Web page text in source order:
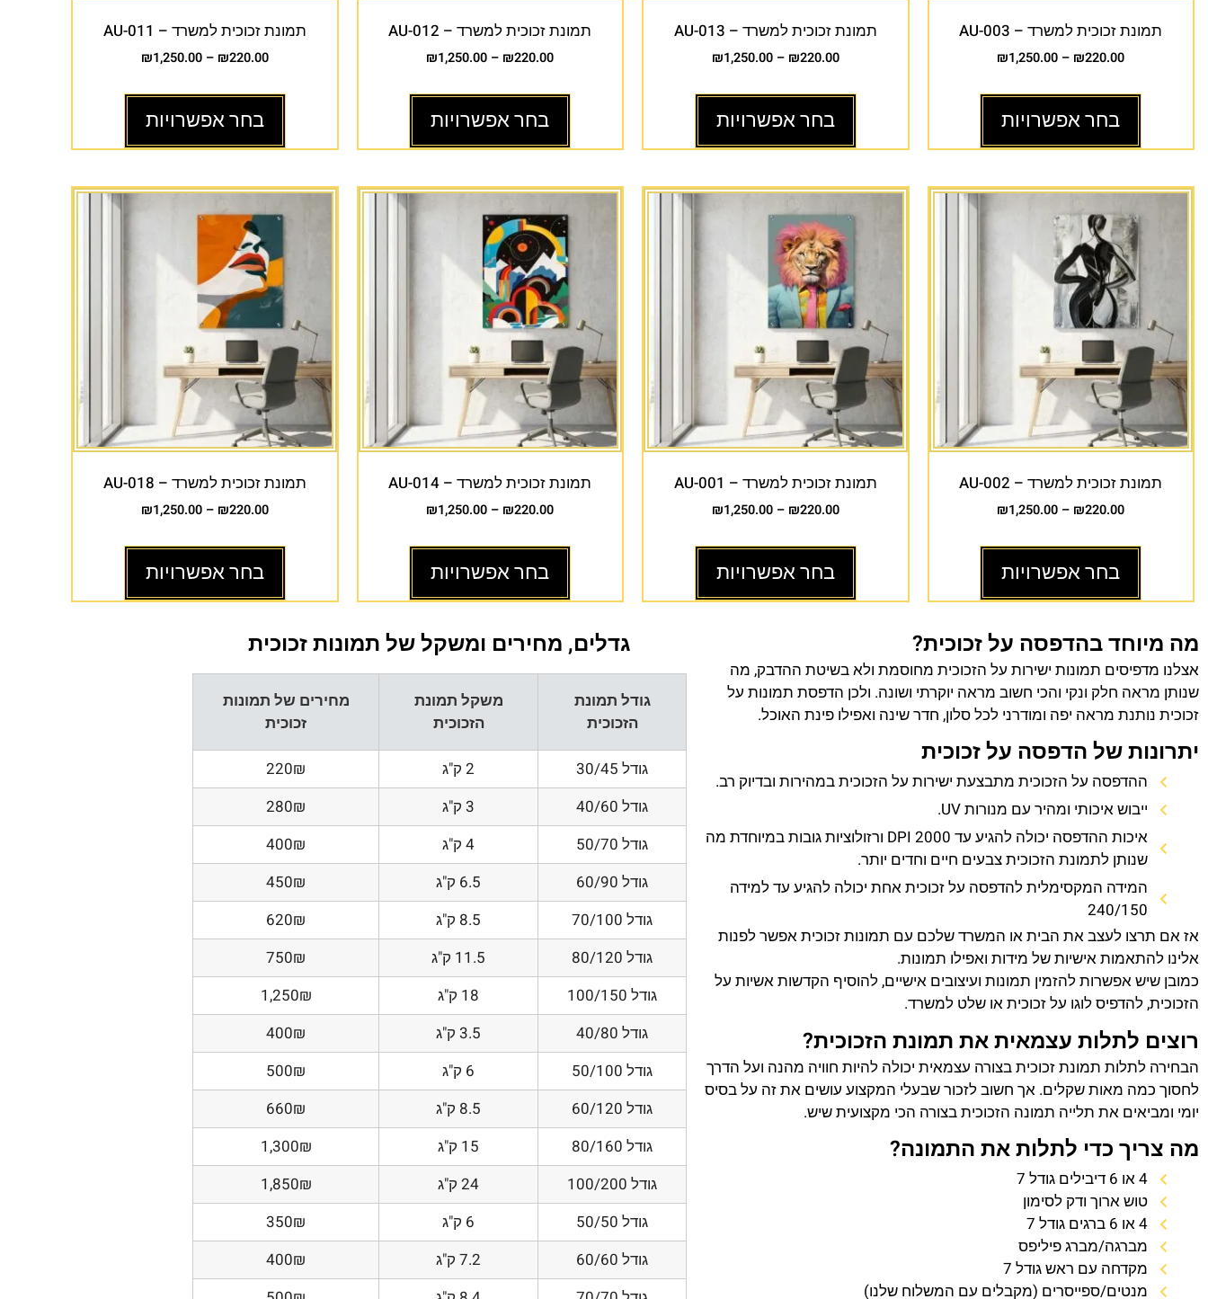
תמונת זכוכית למשרד – AU-003
₪220.00
–
₪1,250.00
בחר אפשרויות
תמונת זכוכית למשרד – AU-013
₪220.00
–
₪1,250.00
בחר אפשרויות
תמונת זכוכית למשרד – AU-012
₪220.00
–
₪1,250.00
בחר אפשרויות
תמונת זכוכית למשרד – AU-011
₪220.00
–
₪1,250.00
בחר אפשרויות
תמונת זכוכית למשרד – AU-002
₪220.00
–
₪1,250.00
בחר אפשרויות
תמונת זכוכית למשרד – AU-001
₪220.00
–
₪1,250.00
בחר אפשרויות
תמונת זכוכית למשרד – AU-014
₪220.00
–
₪1,250.00
בחר אפשרויות
תמונת זכוכית למשרד – AU-018
₪220.00
–
₪1,250.00
בחר אפשרויות
מה מיוחד בהדפסה על זכוכית?
אצלנו מדפיסים תמונות ישירות על הזכוכית מחוסמת ולא בשיטת ההדבק, מה
שנותן מראה חלק ונקי והכי חשוב מראה יוקרתי ושונה. ולכן הדפסת תמונות על
זכוכית נותנת מראה יפה ומודרני לכל סלון, חדר שינה ואפילו פינת האוכל.
יתרונות של הדפסה על זכוכית
ההדפסה על הזכוכית מתבצעת ישירות על הזכוכית במהירות ובדיוק רב.
ייבוש איכותי ומהיר עם מנורות UV.
איכות ההדפסה יכולה להגיע עד 2000 DPI ורזולוציות גובות במיוחדת מה
שנותן לתמונת הזכוכית צבעים חיים וחדים יותר.
המידה המקסימלית להדפסה על זכוכית אחת יכולה להגיע עד למידה
240/150
אז אם תרצו לעצב את הבית או המשרד שלכם עם תמונות זכוכית אפשר לפנות
אלינו להתאמות אישיות של מידות ואפילו תמונות.
כמובן שיש אפשרות להזמין תמונות ועיצובים אישיים, להוסיף הקדשות אשיות על
הזכוכית, להדפיס לוגו על זכוכית או שלט למשרד.
רוצים לתלות עצמאית את תמונת הזכוכית?
הבחירה לתלות תמונת זכוכית בצורה עצמאית יכולה להיות חוויה מהנה ועל הדרך
לחסוך כמה מאות שקלים. אך חשוב לזכור שבעלי המקצוע עושים את זה על בסיס
יומי ומביאים את תלייה תמונה הזכוכית בצורה הכי מקצועית שיש.
מה צריך כדי לתלות את התמונה?
4 או 6 דיבילים גודל 7
טוש ארוך ודק לסימון
4 או 6 ברגים גודל 7
מברגה/מברג פיליפס
מקדחה עם ראש גודל 7
מנטים/ספייסרים (מקבלים עם המשלוח שלנו)
גדלים, מחירים ומשקל של תמונות זכוכית
גודל תמונת
הזכוכית
משקל תמונת
הזכוכית
מחירים של תמונות
זכוכית
גודל 30/45 2 ק"ג
220₪
גודל 40/60
3 ק"ג
280₪
גודל 50/70
4 ק"ג
400₪
גודל 60/90
6.5 ק"ג
450₪
גודל 70/100
8.5 ק"ג
620₪
גודל 80/120
11.5 ק"ג
750₪
גודל 100/150
18 ק"ג
1,250₪
גודל 40/80
3.5 ק"ג
400₪
גודל 50/100
6 ק"ג
500₪
גודל 60/120
8.5 ק"ג
660₪
גודל 80/160
15 ק"ג
1,300₪
גודל 100/200
24 ק"ג
1,850₪
גודל 50/50
6 ק"ג
350₪
גודל 60/60
7.2 ק"ג
400₪